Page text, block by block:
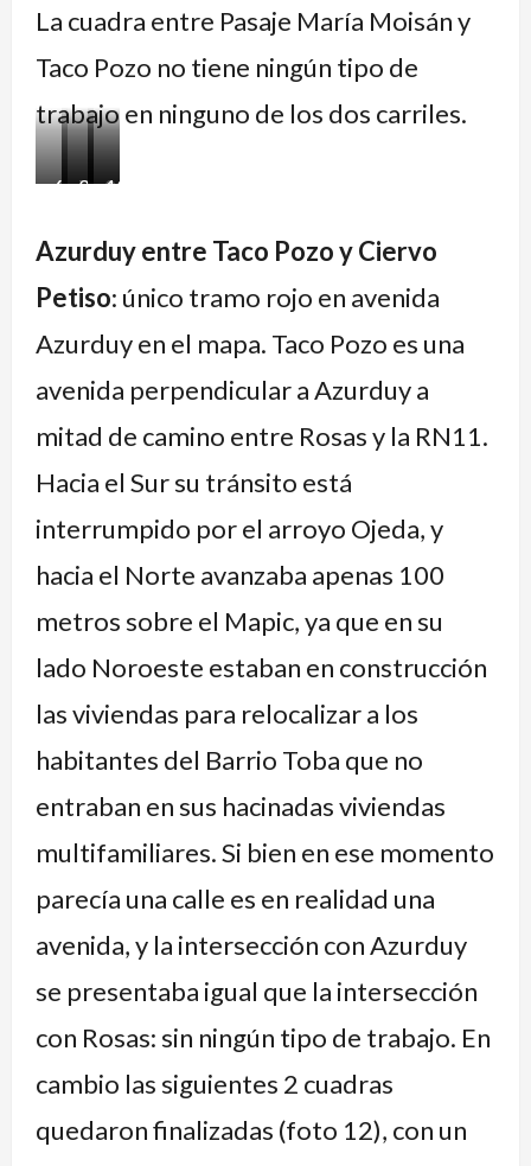
La cuadra entre Pasaje María Moisán y
Taco Pozo no tiene ningún tipo de
trabajo en ninguno de los dos carriles.
6.
«estanque»
en
calzada
7.
de
hormigón
no
en
calzada
ascendente
8.
estanque
9.
junto
a
la
del
barrio
Mapic
10.
con
agua,
3
después
de
última
Azurduy entre Taco Pozo y Ciervo
Petiso: único tramo rojo en avenida
Azurduy en el mapa. Taco Pozo es una
avenida perpendicular a Azurduy a
mitad de camino entre Rosas y la RN11.
Hacia el Sur su tránsito está
interrumpido por el arroyo Ojeda, y
hacia el Norte avanzaba apenas 100
metros sobre el Mapic, ya que en su
lado Noroeste estaban en construcción
las viviendas para relocalizar a los
habitantes del Barrio Toba que no
entraban en sus hacinadas viviendas
multifamiliares. Si bien en ese momento
parecía una calle es en realidad una
avenida, y la intersección con Azurduy
se presentaba igual que la intersección
con Rosas: sin ningún tipo de trabajo. En
cambio las siguientes 2 cuadras
quedaron finalizadas (foto 12), con un